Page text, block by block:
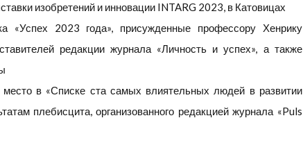
изобретений и инновации INTARG 2023, в Катовицах
«Успех 2023 года», присужденные профессору Хенрику
редакции журнала «Личность и успех», а также
в «Списке ста самых влиятельных людей в развитии
плебисцита, организованного редакцией журнала «Puls